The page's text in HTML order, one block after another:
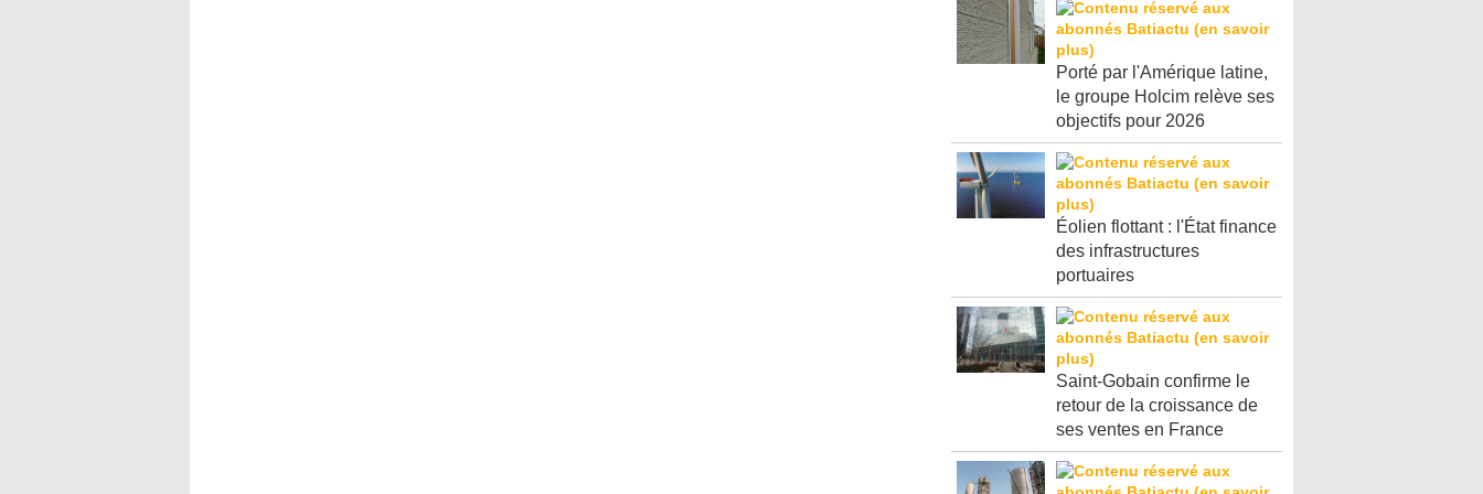
Porté par l'Amérique latine,
le groupe Holcim relève ses
objectifs pour 2026
Éolien flottant : l'État finance
des infrastructures
portuaires
Saint-Gobain confirme le
retour de la croissance de
ses ventes en France